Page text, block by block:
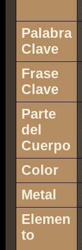
Palabra
Clave
Frase
Clave
Parte
del
Cuerpo
Color
Metal
Elemen
to